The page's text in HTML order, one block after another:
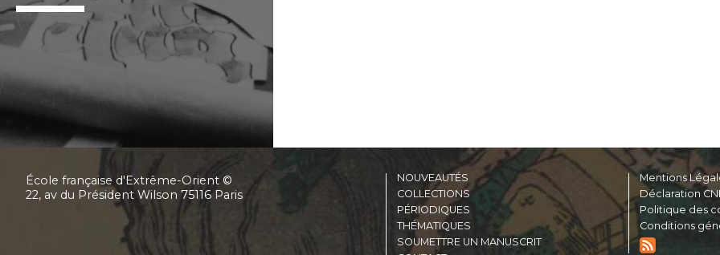
École française d'Extrême-Orient ©
22, av du Président Wilson 75116 Paris
NOUVEAUTÉS
COLLECTIONS
PÉRIODIQUES
THÉMATIQUES
SOUMETTRE UN MANUSCRIT
Mentions
Déclaration
Politique des
Conditions